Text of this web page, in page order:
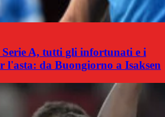
A, tutti gli infortunati e i
l'asta: da Buongiorno a Isaksen